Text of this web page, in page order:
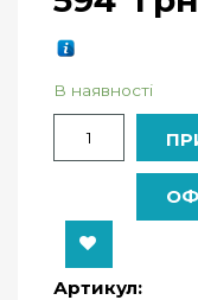
В наявності
Артикул: